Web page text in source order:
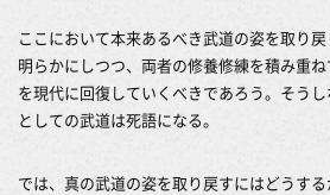
ここにおいて本来あるべき武道の姿を取り
明らかにしつつ、両者の修養修練を積み重
を現代に回復していくべきであろう。そう
としての武道は死語になる。
では、真の武道の姿を取り戻すにはどうす